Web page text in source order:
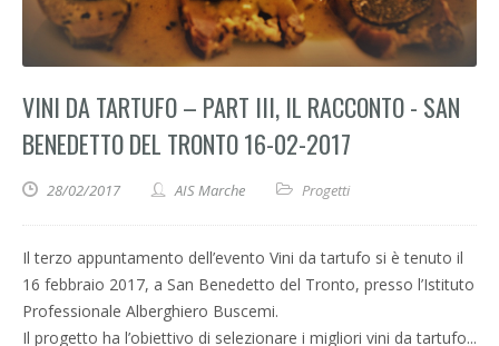
VINI DA TARTUFO – PART III, IL RACCONTO - SAN
BENEDETTO DEL TRONTO 16-02-2017
28/02/2017 AIS Marche Progetti
Il terzo appuntamento dell’evento Vini da tartufo si è tenuto il
16 febbraio 2017, a San Benedetto del Tronto, presso l’Istituto
Professionale Alberghiero Buscemi.
Il progetto ha l’obiettivo di selezionare i migliori vini da tartufo...